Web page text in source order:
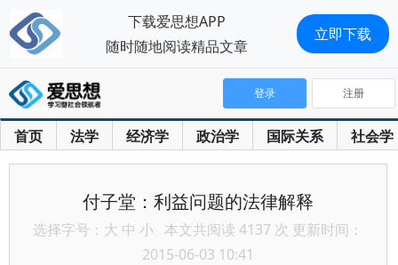
首页 法学 经济学 政治学 国际关系 社会学
登录 注册
付子堂：利益问题的法律解释
选择字号： 大 中 小 本文共阅读 4137 次 更新时间：
2015-06-03 10:41
下载爱思想APP
随时随地阅读精品文章
立即下载